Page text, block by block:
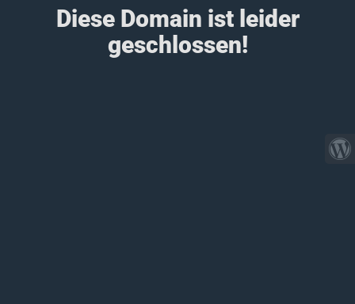
Diese Domain ist leider
geschlossen!